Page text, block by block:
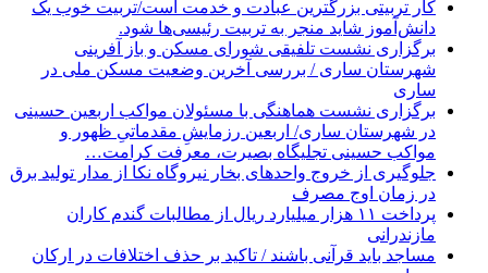
کار تربیتی بزرگترین عبادت و خدمت است/تربیت خوب یک
دانش‌آموز شاید منجر به تربیت رئیسی‌ها شود.
برگزاری ‌نشست تلفیقی شورای مسکن و باز آفرینی
شهرستان ساری / بررسی آخرین وضعیت مسکن ملی در
ساری
برگزاری نشست هماهنگی با مسئولان مواکب اربعین حسینی
در شهرستان ساری/ اربعین رزمایشِ مقدماتیِ ظهور و
مواکب حسینی تجلیگاه بصیرت، معرفت کرامت…
جلوگیری از خروج واحدهای بخار نیروگاه نکا از مدار تولید برق
در زمان اوج مصرف
پرداخت ۱۱ هزار میلیارد ریال از مطالبات گندم کاران
مازندرانی
مساجد باید قرآنی باشند / تاکید بر حذف اختلافات در ارکان